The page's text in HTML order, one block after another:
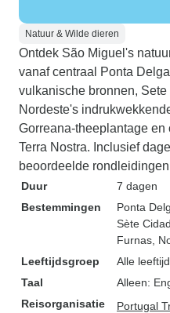
Natuur & Wilde dieren
Ontdek São Miguel's
vanaf centraal Ponta
vulkanische bronnen,
Nordeste's
Gorreana-theeplantage
Terra Nostra. Inclusief
beoordeelde
Duur
7 dagen
Bestemmingen
Ponta
Sète
Furnas ,
Leeftijdsgroep
Alle
Taal
Alleen:
Reisorganisatie
Portugal